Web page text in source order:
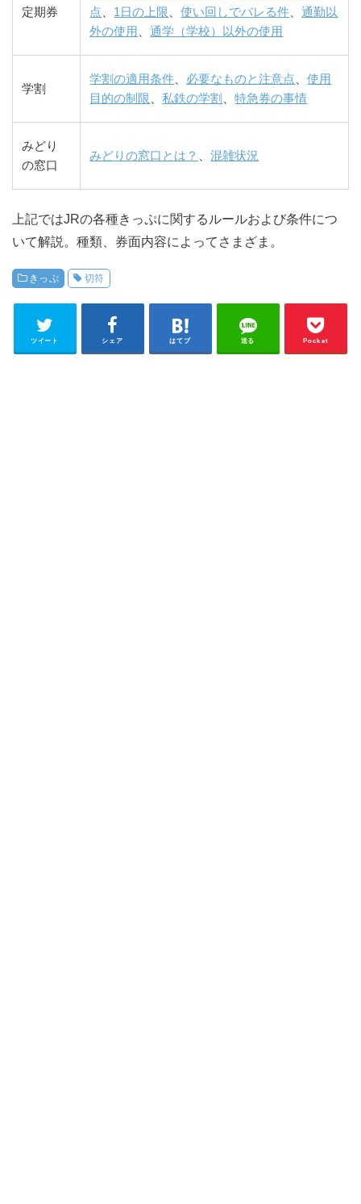
定期券
点
1日の上限 、使い回しでバレる件 、通勤以
外の使用
、通学（学校）以外の使用
学割
学割の適用条件 必要なものと注意点 、使用
目的の制限 、私鉄の学割 、特急券の事情
みどり
の窓口
みどりの窓口とは？ 、混雑状況
上記ではJRの各種きっぷに関するルールおよび条件につ
いて解説。種類、券面内容によってさまざま。
きっぷ 切符
ツイート シェア はてブ 送る Pocket